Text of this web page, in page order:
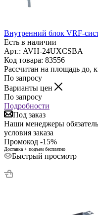
Внутренний блок VRF-
Есть в наличии
Арт.: AVH-24UXCSBA
Код товара: 83556
Рассчитан на площадь до,
По запросу
Варианты цен
По запросу
Подробности
Под заказ
Наши менеджеры
условия заказа
Промокод -15%
Доставка + подъем бесплатно
Быстрый просмотр